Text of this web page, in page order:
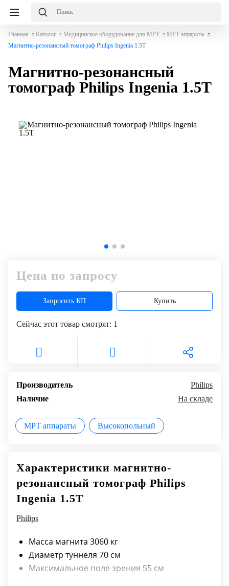
Главная Каталог Медицинское оборудование для МРТ
МРТ аппараты
Магнитно-резонансный томограф Philips Ingenia 1.5T
Магнитно-резонансный
томограф Philips Ingenia 1.5T
Цена по запросу
Запросить КП Купить
Сейчас этот товар смотрят: 1
Производитель
Philips
Наличие
На складе
МРТ аппараты Высокопольный
Характеристики магнитно-
резонансный томограф Philips
Ingenia 1.5T
Philips
Масса магнита 3060 кг
Диаметр туннеля 70 см
Максимальное поле зрения 55 см